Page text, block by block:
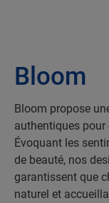
Bloom
Bloom propose
authentiques pour
Évoquant les
de beauté, nos
garantissent que
naturel et